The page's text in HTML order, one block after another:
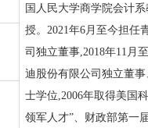
国人民大学商学院会计
授。2021年6月至今担任
司独立董事,2018年11月
迪股份有限公司独立董
士学位,2006年取得美国
领军人才”、财政部第一